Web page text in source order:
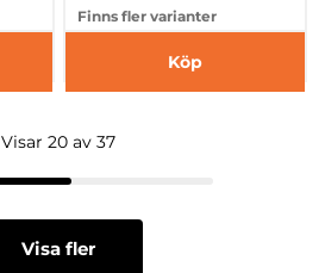
Finns fler varianter
Köp
Visar 20 av 37
Visa fler